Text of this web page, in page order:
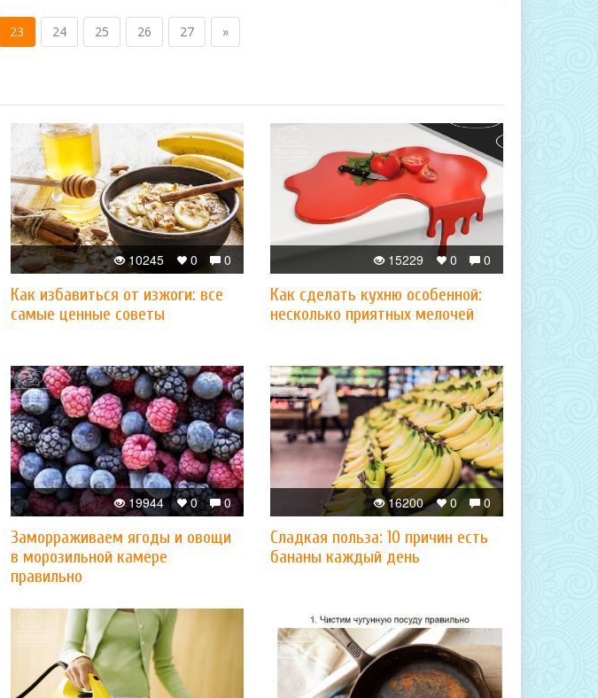
23 24 25 26 27 »
0
0
10245
Как избавиться от изжоги: все
самые ценные советы
0
0
15229
Как сделать кухню особенной:
несколько приятных мелочей
0
0
19944
Заморраживаем ягоды и овощи
в морозильной камере
правильно
0
0
16200
Сладкая польза: 10 причин есть
бананы каждый день